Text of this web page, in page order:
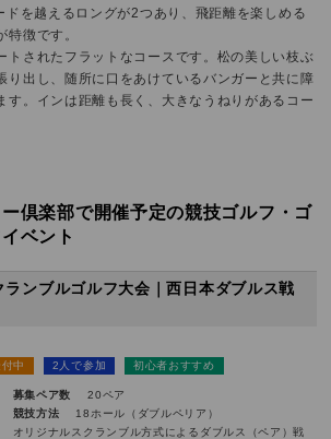
を越えるロングが2つあり、飛距離を楽しめる
特徴です。
トされたフラットなコースです。松の美しい枝ぶ
り出し、随所に口をあけているバンガーと共に障
す。インは距離も長く、大きなうねりがあるコー
倶楽部で開催予定の競技ゴルフ・ゴ
ベント
ンブルゴルフ大会｜西日本ダブルス戦
中 2人で参加 初心者おすすめ
募集ペア数
20ペア
競技方法
18ホール（ダブルペリア）
オリジナルスクランブル方式によるダブルス（ペア）戦